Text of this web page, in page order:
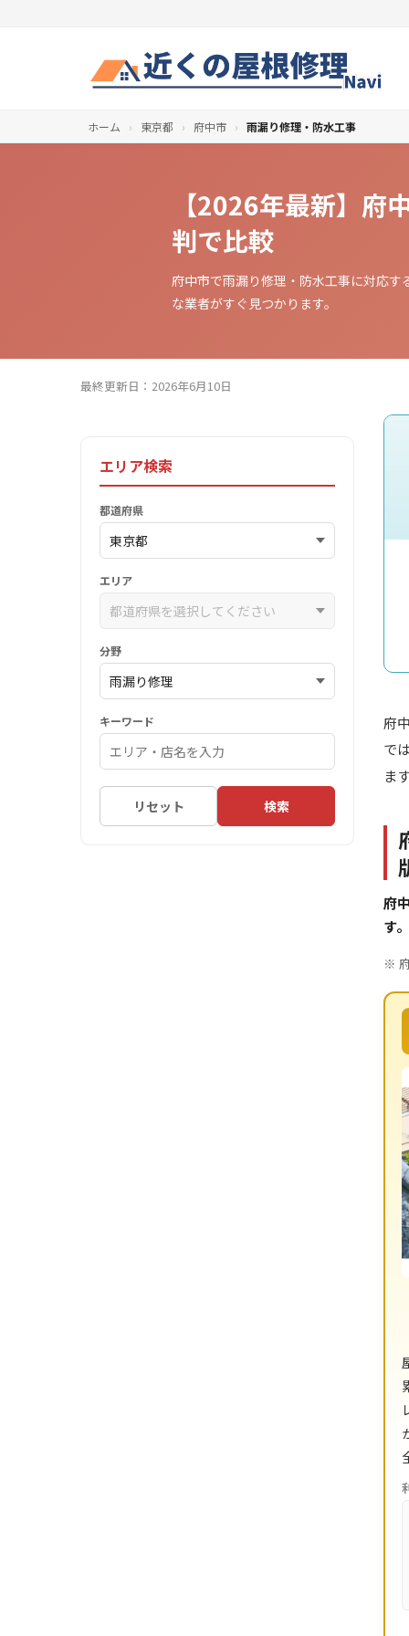
ホーム › 東京都 › 府中市 › 雨漏り修理・防水工事
【2026年最新】府
判で比較
府中市で雨漏り修理・防水工事に対応
な業者がすぐ見つかります。
最終更新日：2026年6月10日
府
で
ま
府
す
※
エリア検索
都道府県
エリア
分野
キーワード
リセット 検索